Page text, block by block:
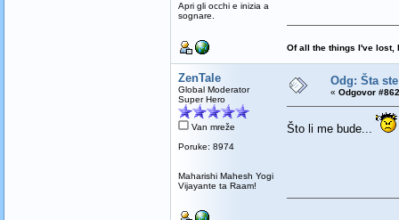
Apri gli occhi e inizia a
sognare.
Of all the things I've lost,
ZenTale
Global Moderator
Super Hero
Van mreže
Poruke: 8974
Maharishi Mahesh Yogi
Vijayante ta Raam!
Odg: Šta
« Odgovor
Što li me bude...